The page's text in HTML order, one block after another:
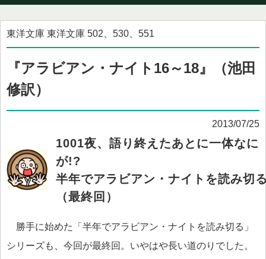
東洋文庫 東洋文庫 502、530、551
『アラビアン・ナイト16～18』（池田
修訳）
2013/07/25
1001夜、語り終えたあとに一体なに
が!?
半年でアラビアン・ナイトを読み切
（最終回）
勝手に始めた「半年でアラビアン・ナイトを読み切る」
シリーズも、今回が最終回。いやはや長い道のりでした。